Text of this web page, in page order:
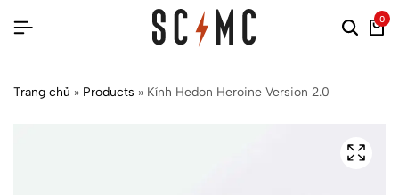
0
Trang chủ » Products » Kính Hedon Heroine Version 2.0